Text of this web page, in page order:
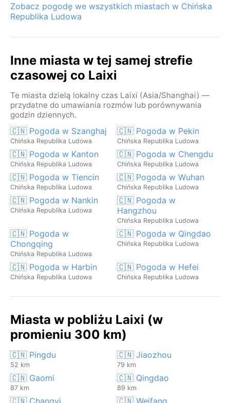
Zobacz pogodę we wszystkich miastach w Chińska
Republika Ludowa
Inne miasta w tej samej strefie
czasowej co Laixi
Te miasta dzielą lokalny czas Laixi (Asia/Shanghai) —
przydatne do umawiania rozmów lub porównywania
godzin dziennych.
🇨🇳 Pogoda w Szanghaj
Chińska Republika Ludowa
🇨🇳 Pogoda w Pekin
Chińska Republika Ludowa
🇨🇳 Pogoda w Kanton
Chińska Republika Ludowa
🇨🇳 Pogoda w Chengdu
Chińska Republika Ludowa
🇨🇳 Pogoda w Tiencin
Chińska Republika Ludowa
🇨🇳 Pogoda w Wuhan
Chińska Republika Ludowa
🇨🇳 Pogoda w Nankin
Chińska Republika Ludowa
🇨🇳 Pogoda w
Hangzhou
Chińska Republika Ludowa
🇨🇳 Pogoda w
Chongqing
Chińska Republika Ludowa
🇨🇳 Pogoda w Qingdao
Chińska Republika Ludowa
🇨🇳 Pogoda w Harbin
Chińska Republika Ludowa
🇨🇳 Pogoda w Hefei
Chińska Republika Ludowa
Miasta w pobliżu Laixi (w
promieniu 300 km)
🇨🇳 Pingdu
52 km
🇨🇳 Jiaozhou
79 km
🇨🇳 Gaomi
87 km
🇨🇳 Qingdao
89 km
🇨🇳 Changyi 🇨🇳 Weifang